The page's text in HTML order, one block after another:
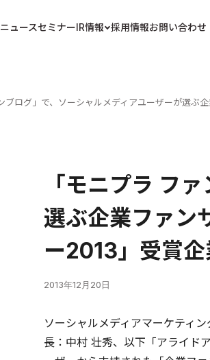
ニュースセミナーIR情報 採用情報お問い合わせ
ブログ」で、ソーシャルメディアユーザーが選
「モニプラ フ
選ぶ企業ファン
ー2013」受賞
2013年12月20日
ソーシャルメディアマーケティ
長：中村 壮秀、以下「アライド